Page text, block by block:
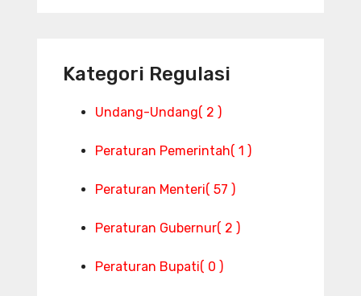
Kategori Regulasi
Undang-Undang( 2 )
Peraturan Pemerintah( 1 )
Peraturan Menteri( 57 )
Peraturan Gubernur( 2 )
Peraturan Bupati( 0 )